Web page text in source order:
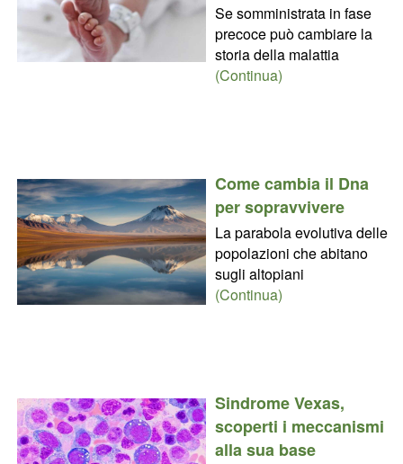
Se somministrata in fase
precoce può cambiare la
storia della malattia
(Continua)
Come cambia il Dna
per sopravvivere
La parabola evolutiva delle
popolazioni che abitano
sugli altopiani
(Continua)
Sindrome Vexas,
scoperti i meccanismi
alla sua base